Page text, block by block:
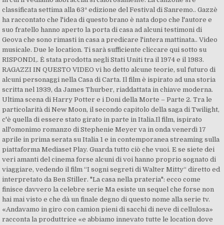
classificata settima alla 63ª edizione del Festival di Sanremo.. Gazzè
ha raccontato che l'idea di questo brano è nata dopo che l'autore e
suo fratello hanno aperto la porta di casa ad alcuni testimoni di
Geova che sono rimasti in casa a predicare l'intera mattinata.. Video
musicale. Due le location. Ti sarà sufficiente cliccare qui sotto su
RISPONDI,. È stata prodotta negli Stati Uniti tra il 1974 e il 1983.
RAGAZZI IN QUESTO VIDEO vi ho detto alcune teorie, sul futuro di
alcuni personaggi nella Casa di Carta. Il film è ispirato ad una storia
scritta nel 1939, da James Thurber, riaddattata in chiave moderna.
Ultima scena di Harry Potter e i Doni della Morte – Parte 2. Tra le
particolarità di New Moon, il secondo capitolo della saga di Twilight,
c'è quella di essere stato girato in parte in Italia.Il film, ispirato
all'omonimo romanzo di Stephenie Meyer va in onda venerdì 17
aprile in prima serata su Italia 1 e in contemporanea streaming sulla
piattaforma Mediaset Play. Guarda tutto ciò che vuoi. E se siete dei
veri amanti del cinema forse alcuni di voi hanno proprio sognato di
viaggiare, vedendo il film “I sogni segreti di Walter Mitty“ diretto ed
interpretato da Ben Stiller. "La casa nella prateria": ecco come
finisce davvero la celebre serie Ma esiste un sequel che forse non
hai mai visto e che dà un finale degno di questo nome alla serie tv.
«Andavamo in giro con camion pieni di sacchi di neve di cellulosa»
racconta la produttrice «e abbiamo innevato tutte le location dove